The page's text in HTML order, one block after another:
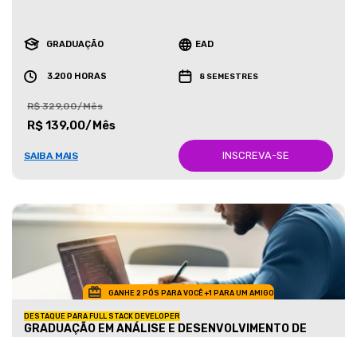
GRADUAÇÃO EAD
3.200 HORAS 8 SEMESTRES
R$ 329,00/Mês
R$ 139,00/Mês
SAIBA MAIS INSCREVA-SE
GANHE 2 PÓS PARA VOCÊ +1 PARA UM AMIGO
DESTAQUE PARA FULL STACK DEVELOPER
GRADUAÇÃO EM ANÁLISE E DESENVOLVIMENTO DE